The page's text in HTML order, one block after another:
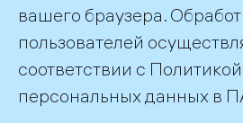
©2026 ПАО «ТГК–1»
вашего браузера.
пользователей
соответствии с
персональных данных в